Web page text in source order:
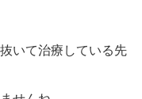
いて治療している先